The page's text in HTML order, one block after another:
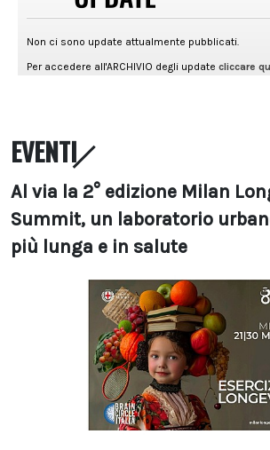
EVENTI
Al via la 2° edizione Milan
Summit, un laboratorio
più lunga e in salute